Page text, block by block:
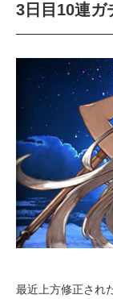
3日目10連ガ
最近上方修正され